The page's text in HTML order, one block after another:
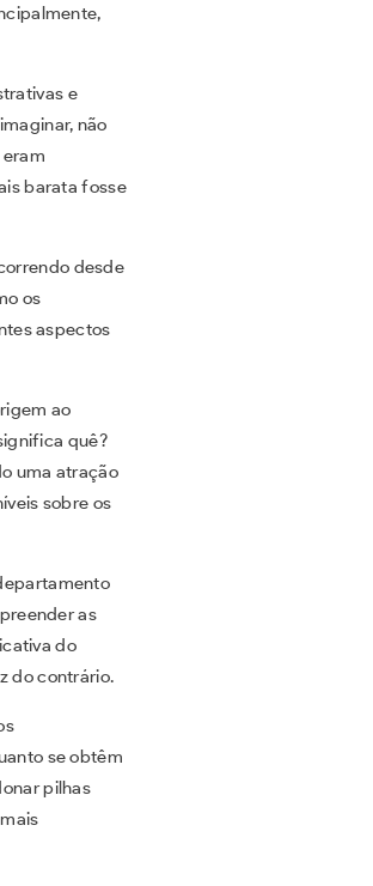
e
não
barata fosse
desde
os
aspectos
ao
quê?
uma atração
sobre os
as
do
do contrário.
se obtêm
pilhas